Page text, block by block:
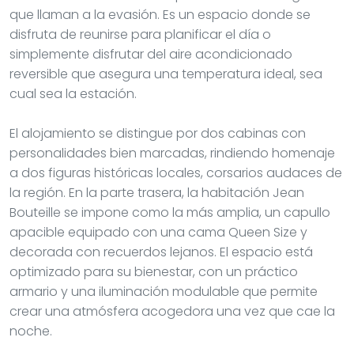
que llaman a la evasión. Es un espacio donde se
disfruta de reunirse para planificar el día o
simplemente disfrutar del aire acondicionado
reversible que asegura una temperatura ideal, sea
cual sea la estación.
El alojamiento se distingue por dos cabinas con
personalidades bien marcadas, rindiendo homenaje
a dos figuras históricas locales, corsarios audaces de
la región. En la parte trasera, la habitación Jean
Bouteille se impone como la más amplia, un capullo
apacible equipado con una cama Queen Size y
decorada con recuerdos lejanos. El espacio está
optimizado para su bienestar, con un práctico
armario y una iluminación modulable que permite
crear una atmósfera acogedora una vez que cae la
noche.